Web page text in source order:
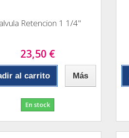
Retencion 1 1/4"
23,50 €
al carrito Más
En stock